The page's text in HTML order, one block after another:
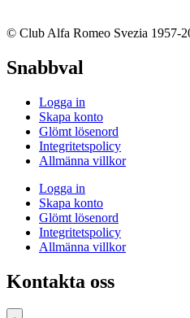
© Club Alfa Romeo Svezia 1957-
Snabbval
Logga in
Skapa konto
Glömt lösenord
Integritetspolicy
Allmänna villkor
Logga in
Skapa konto
Glömt lösenord
Integritetspolicy
Allmänna villkor
Kontakta oss